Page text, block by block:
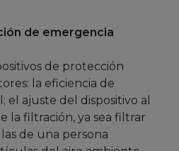
de emergencia
de protección
la eficiencia de
ajuste del dispositivo al
la filtración, ya sea filtrar
de una persona